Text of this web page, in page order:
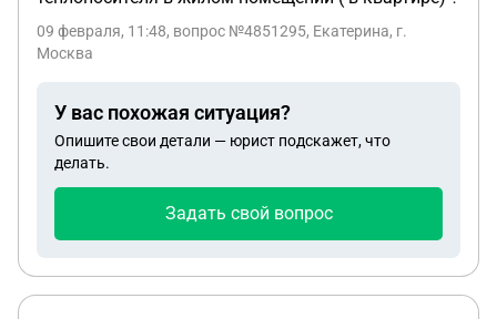
09 февраля, 11:48, вопрос №4851295, Екатерина, г.
Москва
У вас похожая ситуация?
Опишите свои детали — юрист подскажет, что
делать.
Задать свой вопрос